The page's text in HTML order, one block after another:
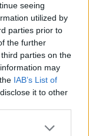
seeing
utilized by
parties prior to
the further
parties on the
may
IAB’s List of
it to other
or more Google
di